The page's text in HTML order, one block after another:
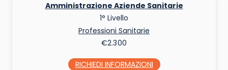
Amministrazione Aziende Sanitarie
1° Livello
Professioni Sanitarie
€2.300
RICHIEDI INFO